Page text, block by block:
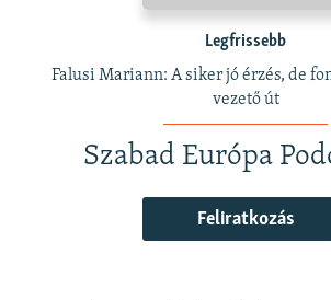
Legfrissebb
Falusi Mariann: A siker jó érzés, de
vezető út
Szabad Európa
Feliratkozás